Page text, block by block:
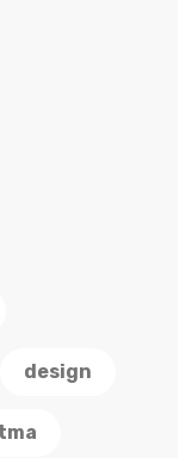
design